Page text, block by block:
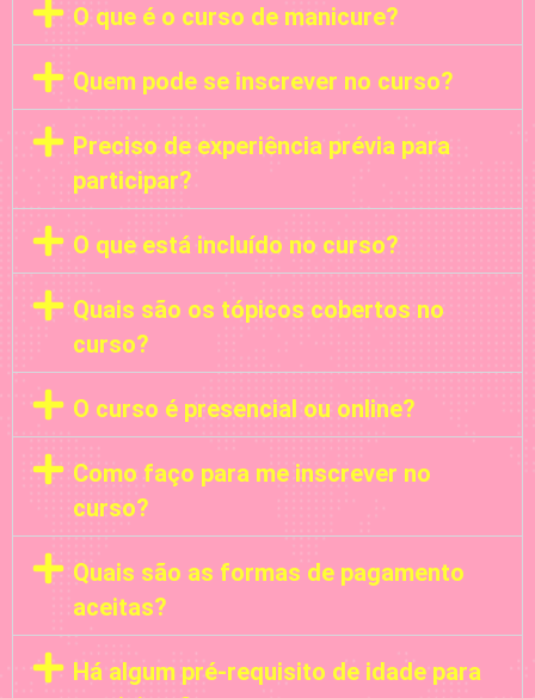
O que é o curso de manicure?
Quem pode se inscrever no curso?
Preciso de experiência prévia para
participar?
O que está incluído no curso?
Quais são os tópicos cobertos no
curso?
O curso é presencial ou online?
Como faço para me inscrever no
curso?
Quais são as formas de pagamento
aceitas?
Há algum pré-requisito de idade para